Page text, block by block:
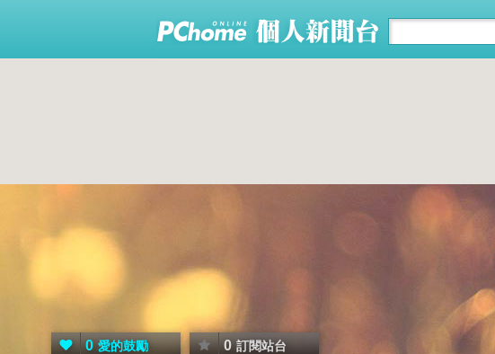
0 愛的鼓勵 0 訂閱站台